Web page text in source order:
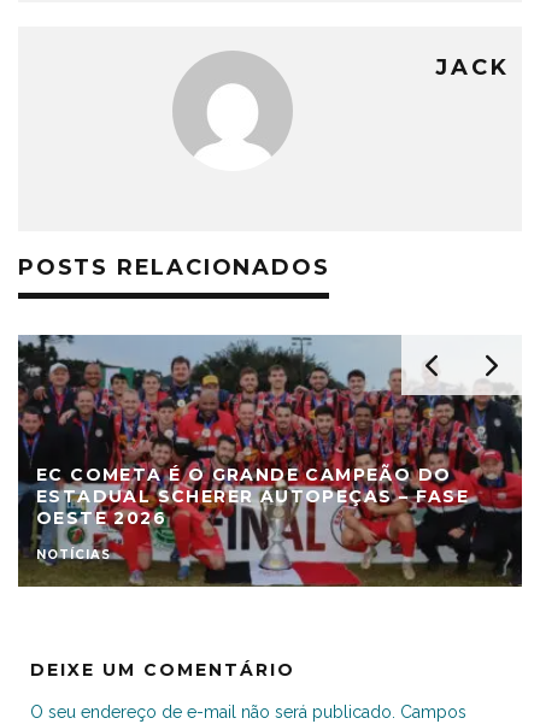
JACK
POSTS RELACIONADOS
EC COMETA É O GRANDE CAMPEÃO DO
ESTADUAL SCHERER AUTOPEÇAS – FASE
OESTE 2026
NOTÍCIAS
DEIXE UM COMENTÁRIO
O seu endereço de e-mail não será publicado. Campos